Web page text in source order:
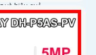
và hiệu quả